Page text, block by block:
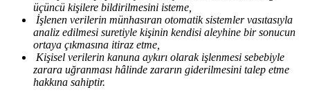
üçüncü kişilere bildirilmesini isteme,
İşlenen verilerin münhasıran otomatik sistemler vasıtasıyla
analiz edilmesi suretiyle kişinin kendisi aleyhine bir sonucun
ortaya çıkmasına itiraz etme,
Kişisel verilerin kanuna aykırı olarak işlenmesi sebebiyle
zarara uğranması hâlinde zararın giderilmesini talep etme
hakkına sahiptir.